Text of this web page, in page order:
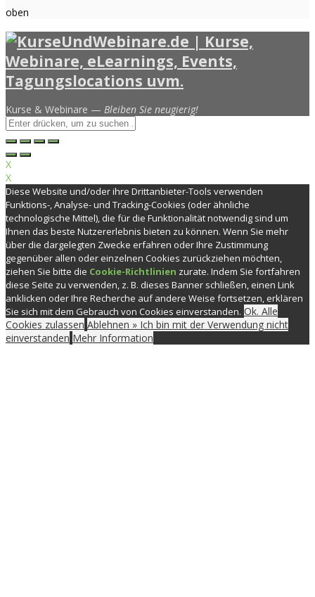
oben
Kurse & Webinare — Bleiben Sie neugierig!
X
X
Diese Website und/oder ihre Drittanbieter-Tools verwenden
Funktions-, Analyse- und Tracking-Cookies (oder ähnliche
technologische Mittel), die für die Funktionalität notwendig sind um
Ihnen das beste Nutzererlebnis bieten zu können. Wenn Sie mehr
über die dargelegten Zwecke erfahren oder Ihre Zustimmung
gegenüber allen oder einzelnen Cookies zurückziehen möchten,
ziehen Sie bitte die Cookie-Richtlinien zurate. Indem Sie fortfahren
diese Seite zu verwenden, z. B. dieses Banner schließen, einen Link
anklicken oder Ihre Recherche auf andere Weise fortsetzen, erklären
Sie sich mit dem Gebrauch von Cookies einverstanden. Ok. Alle
Cookies zulassen Ablehnen » Ich bin mit der Verwendung nicht
einverstanden Mehr Information